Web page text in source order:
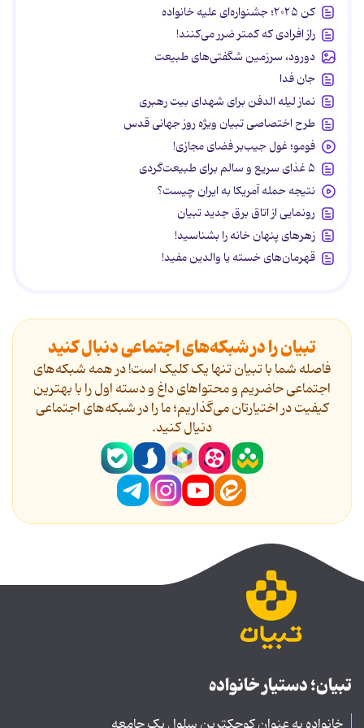
کن ۲۰۲۵؛ جشنواره‌ای علیه خانواده
راز افرادی که کمتر ضرر می‌کنند!
دورود، سرزمین شگفتی‌های طبیعت
جان فدا
نماز لیله الدفن برای شهدای بیت رهبری
طرح اختصاصی تبیان ویژه روز جهانی قدس
فومو؛ غول جیب‌بر فضای مجازی!
۵ غذای سریع و سالم برای طبیعت‌گردی
نتیجه حمله آمریکا به ایران چیست؟
رونمایی از اتاق برق جدید تبیان
زهرهای پنهان خانه را بشناسید!
قهرمان‌های خسته یا والدین مفید!
تبیان را در شبکه‌های اجتماعی دنبال کنید
فاصله شما با تبیان تنها یک کلیک است! در همه شبکه‌های
اجتماعی حاضریم و محتواهای داغ و دسته اول را با بهترین
کیفیت در اختیارتان می‌گذاریم؛ ما را در شبکه‌های اجتماعی
دنیال کنید.
تبیان؛ دستیار خانواده